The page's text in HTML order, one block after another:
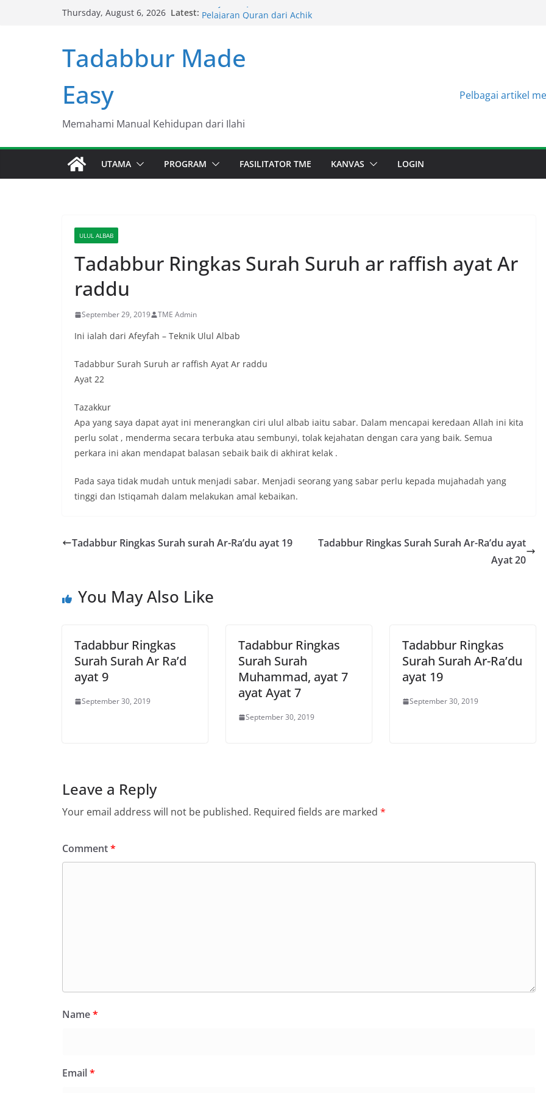
Thursday, August 6, 2026 Latest:
Pelajaran Quran dari Sala
Pelajaran Quran dari Achik
Pelajaran Quran dari Niza
Tadabbur Made
Easy
Memahami Manual Kehidupan dari Ilahi
Pelbagai artikel
UTAMA PROGRAM FASILITATOR TME KANVAS LOGIN
ULUL ALBAB
Tadabbur Ringkas Surah Suruh ar raffish ayat Ar
raddu
September 29, 2019 TME Admin
Ini ialah dari Afeyfah – Teknik Ulul Albab
Tadabbur Surah Suruh ar raffish Ayat Ar raddu
Ayat 22
Tazakkur
Apa yang saya dapat ayat ini menerangkan ciri ulul albab iaitu sabar. Dalam mencapai keredaan Allah ini kita
perlu solat , menderma secara terbuka atau sembunyi, tolak kejahatan dengan cara yang baik. Semua
perkara ini akan mendapat balasan sebaik baik di akhirat kelak .
Pada saya tidak mudah untuk menjadi sabar. Menjadi seorang yang sabar perlu kepada mujahadah yang
tinggi dan Istiqamah dalam melakukan amal kebaikan.
Tadabbur Ringkas Surah surah Ar-Ra’du ayat 19
Tadabbur Ringkas Surah Surah Ar-Ra’du ayat
Ayat 20
You May Also Like
Tadabbur Ringkas
Surah Surah Ar Ra’d
ayat 9
September 30, 2019
Tadabbur Ringkas
Surah Surah
Muhammad, ayat 7
ayat Ayat 7
September 30, 2019
Tadabbur Ringkas
Surah Surah Ar-Ra’du
ayat 19
September 30, 2019
Leave a Reply
Your email address will not be published. Required fields are marked *
Comment*
Name*
Email*